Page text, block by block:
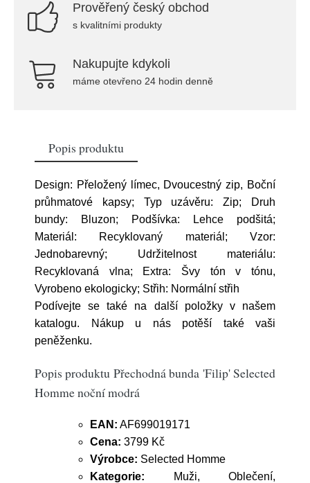
Prověřený český obchod
s kvalitními produkty
Nakupujte kdykoli
máme otevřeno 24 hodin denně
Popis produktu
Design: Přeložený límec, Dvoucestný zip, Boční
průhmatové kapsy; Typ uzávěru: Zip; Druh
bundy: Bluzon; Podšívka: Lehce podšitá;
Materiál: Recyklovaný materiál; Vzor:
Jednobarevný; Udržitelnost materiálu:
Recyklovaná vlna; Extra: Švy tón v tónu,
Vyrobeno ekologicky; Střih: Normální střih
Podívejte se také na další položky v našem
katalogu. Nákup u nás potěší také vaši
peněženku.
Popis produktu Přechodná bunda 'Filip' Selected
Homme noční modrá
EAN: AF699019171
Cena: 3799 Kč
Výrobce: Selected Homme
Kategorie: Muži, Oblečení,